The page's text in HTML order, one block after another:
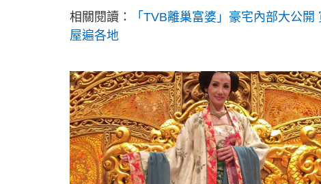
相關閱讀：
「TVB離巢富婆」豪宅內部大公
屋遍各地